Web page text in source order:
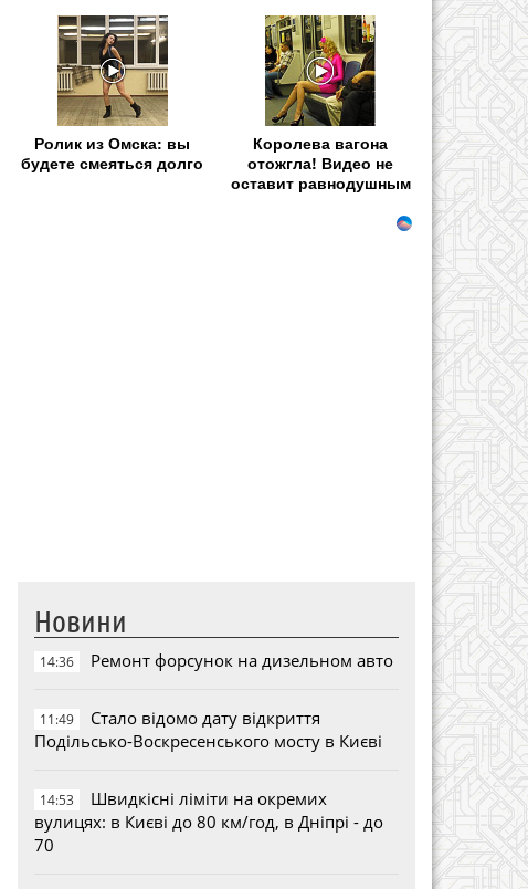
Ролик из Омска: вы
будете смеяться долго
Королева вагона
отожгла! Видео не
оставит равнодушным
Новини
14:36 Ремонт форсунок на дизельном авто
11:49
Стало відомо дату відкриття
Подільсько-Воскресенського мосту в Києві
14:53
Швидкісні ліміти на окремих
вулицях: в Києві до 80 км/год, в Дніпрі - до
70